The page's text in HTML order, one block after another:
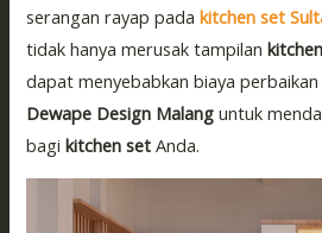
serangan rayap padakitchen set
tidak hanya merusak tampilan
dapat menyebabkan biaya perbaikan
Dewape Design Malang untuk
bagikitchen set Anda.